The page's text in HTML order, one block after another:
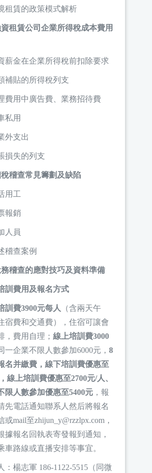
賃的政策模式解析
租賃公司企業所得稅成本費用
在企業所得稅前扣除要求
貼的所得稅列支
中廣告費、業務招待費
用
支出
失的列支
稽查常見籌劃及缺陷
工
銷
員
查案例
稽查的應對技巧及資料準備
費用及報名方式
訓費3900元每人
（含兩天午
宿費和交通費），住宿可讓會
，費用自理； 線上培訓費3000
一企業不限人數參加6000元， 8
名并繳費，線下培訓費優惠至
線上培訓費優惠至2700元/人、
限人數參加優惠至5400元 ，報
先電話通知聯系人然后將報名
或mail至zhijun_y@rzzlpx.com，
據報名回執表寄發報到通知，
車路線或直播安排等事宜。
楊志軍 186-1122-5515（同微